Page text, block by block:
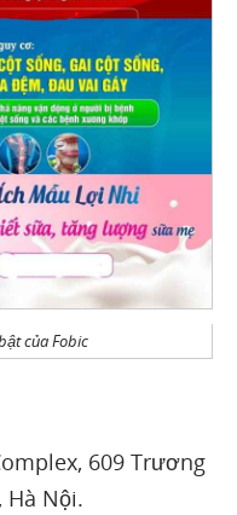
của Fobic
609 Trương
Hà Nội.